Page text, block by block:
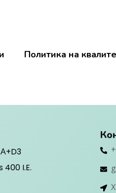
Политика на
400 I.E.